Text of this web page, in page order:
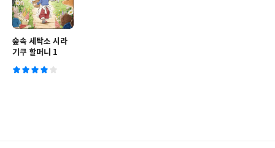
숲속 세탁소 시라
기쿠 할머니 1